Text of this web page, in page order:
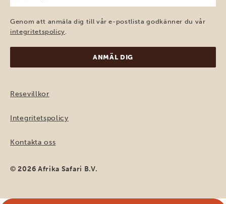
post
(Obligatoriskt)
Genom att anmäla dig till vår e-postlista godkänner du vår
integritetspolicy
Resevillkor
Integritetspolicy
Kontakta oss
© 2026 Afrika Safari B.V.